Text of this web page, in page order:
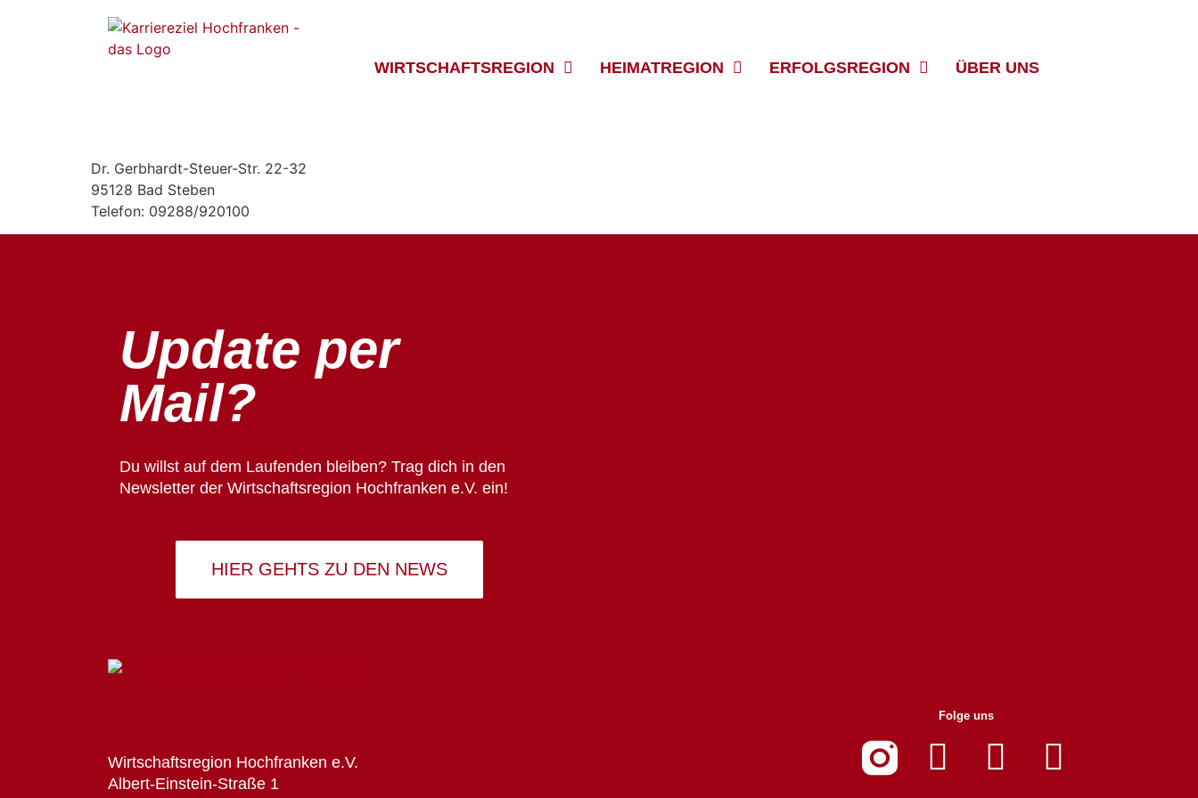
WIRTSCHAFTSREGION HEIMATREGION ERFOLGSREGION ÜBER UNS
Dr. Gerbhardt-Steuer-Str. 22-32
95128 Bad Steben
Telefon: 09288/920100
Update per
Mail?
Du willst auf dem Laufenden bleiben? Trag dich in den
Newsletter der Wirtschaftsregion Hochfranken e.V. ein!
HIER GEHTS ZU DEN NEWS
Wirtschaftsregion Hochfranken e.V.
Albert-Einstein-Straße 1
Folge uns